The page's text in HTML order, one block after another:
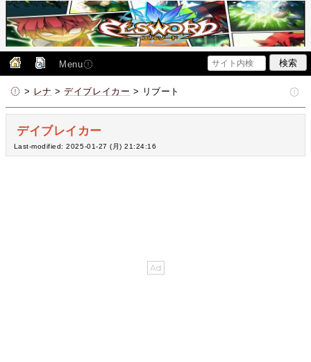
Menu
> レナ >デイブレイカー > リブート
デイブレイカー
Last-modified: 2025-01-27 (月) 21:24:16